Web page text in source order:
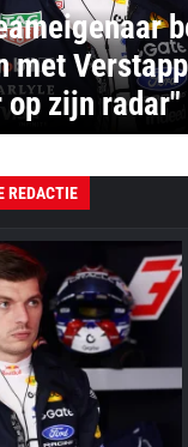
met
zijn radar"
REDACTIE